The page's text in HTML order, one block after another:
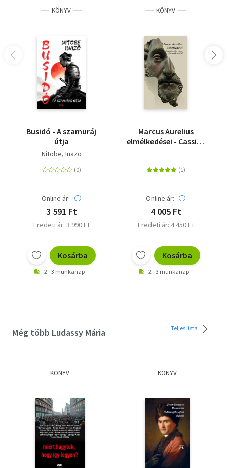
KÖNYV
Busidó - A szamuráj
útja
Nitobe, Inazo
Online ár:
3 591 Ft
Eredeti ár: 3 990 Ft
Kosárba
2 - 3 munkanap
KÖNYV
Marcus Aurelius
elmélkedései - Cassius
Online ár:
4 005 Ft
Eredeti ár: 4 450 Ft
Kosárba
2 - 3 munkanap
Még több Ludassy Mária Teljes lista
KÖNYV KÖNYV